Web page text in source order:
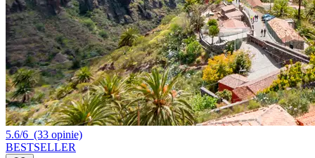
5.6/6 (33 opinie)
BESTSELLER